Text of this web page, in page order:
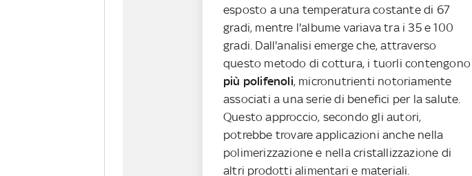
esposto a una temperatura costante di 67
gradi, mentre l'albume variava tra i 35 e 100
gradi. Dall'analisi emerge che, attraverso
questo metodo di cottura, i tuorli contengono
più polifenoli, micronutrienti notoriamente
associati a una serie di benefici per la salute.
Questo approccio, secondo gli autori,
potrebbe trovare applicazioni anche nella
polimerizzazione e nella cristallizzazione di
altri prodotti alimentari e materiali.